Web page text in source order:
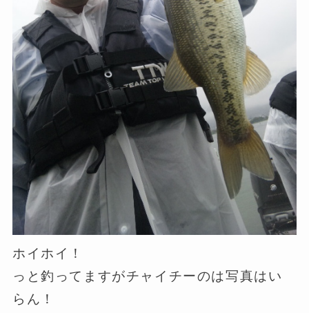
ホイホイ！
っと釣ってますがチャイチーのは写真はい
らん！